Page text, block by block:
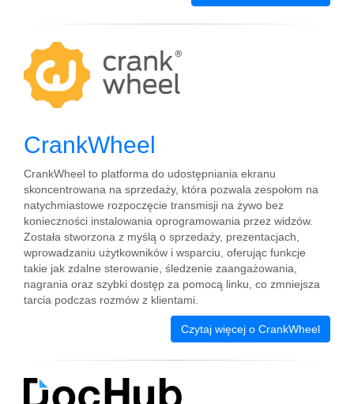
CrankWheel
CrankWheel to platforma do udostępniania ekranu
skoncentrowana na sprzedaży, która pozwala zespołom na
natychmiastowe rozpoczęcie transmisji na żywo bez
konieczności instalowania oprogramowania przez widzów.
Została stworzona z myślą o sprzedaży, prezentacjach,
wprowadzaniu użytkowników i wsparciu, oferując funkcje
takie jak zdalne sterowanie, śledzenie zaangażowania,
nagrania oraz szybki dostęp za pomocą linku, co zmniejsza
tarcia podczas rozmów z klientami.
Czytaj więcej o CrankWheel